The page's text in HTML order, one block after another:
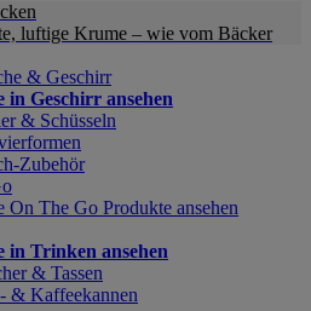
luftige Krume – wie vom Bäcker
& Geschirr
in Geschirr ansehen
& Schüsseln
Zubehör
On The Go Produkte ansehen
in Trinken ansehen
& Tassen
& Kaffeekannen